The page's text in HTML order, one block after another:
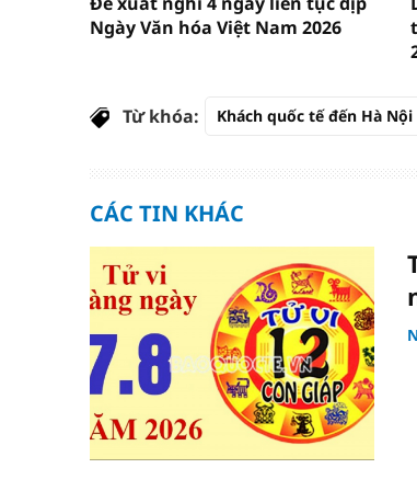
Ngày Văn hóa Việt Nam 2026
Từ khóa: Khách quốc tế đến Hà Nội
CÁC TIN KHÁC